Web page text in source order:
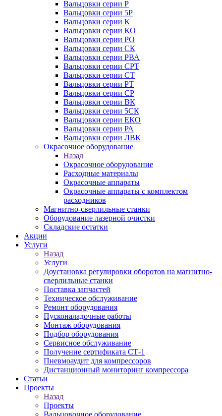
Вальцовки серии Р
Вальцовки серии 5Р
Вальцовки серии К
Вальцовки серии КО
Вальцовки серии РО
Вальцовки серии СК
Вальцовки серии РВА
Вальцовки серии СРТ
Вальцовки серии СТ
Вальцовки серии РТ
Вальцовки серии СР
Вальцовки серии ВК
Вальцовки серии 5СК
Вальцовки серии ЕКО
Вальцовки серии РА
Вальцовки серии ЛВК
Окрасочное оборудование
Назад
Окрасочное оборудование
Расходные материалы
Окрасочные аппараты
Окрасочные аппараты с комплектом
расходников
Магнитно-сверлильные станки
Оборудование лазерной очистки
Складские остатки
Акции
Услуги
Назад
Услуги
Доустановка регулировки оборотов на магнитно-
сверлильные станки
Поставка запчастей
Техническое обслуживание
Ремонт оборудования
Пусконаладочные работы
Монтаж оборудования
Подбор оборудования
Сервисное обслуживание
Получение сертификата СТ-1
Пневмоаудит для компрессоров
Дистанционный мониторинг компрессора
Статьи
Проекты
Назад
Проекты
Вальцовочное оборудование